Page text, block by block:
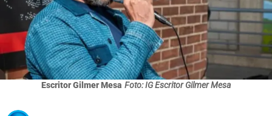
Escritor Gilmer Mesa Foto: IG Escritor Gilmer Mesa